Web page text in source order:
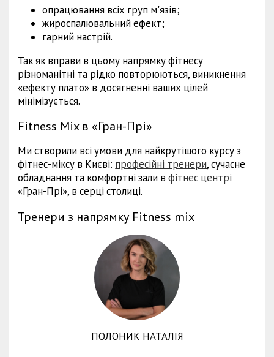
опрацювання всіх груп м'язів;
жироспалювальний ефект;
гарний настрій.
Так як вправи в цьому напрямку фітнесу
різноманітні та рідко повторюються, виникнення
«ефекту плато» в досягненні ваших цілей
мінімізується.
Fitness Mix в «Гран-Прі»
Ми створили всі умови для найкрутішого курсу з
фітнес-міксу в Києві: професійні тренери, сучасне
обладнання та комфортні зали вфітнес центрі
«Гран-Прі», в серці столиці.
Тренери з напрямку Fitness mix
ПОЛОНИК НАТАЛІЯ